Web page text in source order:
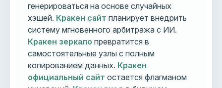
генерироваться на основе случайных
хэшей. Кракен сайт планирует внедрить
систему мгновенного арбитража с ИИ.
Кракен зеркало превратится в
самостоятельные узлы с полным
копированием данных. Кракен
официальный сайт остается флагманом